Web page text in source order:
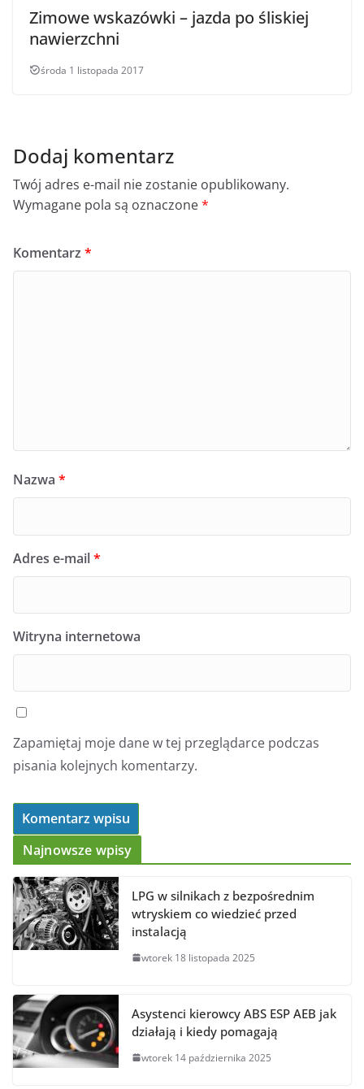
Zimowe wskazówki – jazda po śliskiej
nawierzchni
środa 1 listopada 2017
Dodaj komentarz
Twój adres e-mail nie zostanie opublikowany.
Wymagane pola są oznaczone*
Komentarz *
Nazwa *
Adres e-mail*
Witryna internetowa
Zapamiętaj moje dane w tej przeglądarce podczas
pisania kolejnych komentarzy.
Najnowsze wpisy
LPG w silnikach z bezpośrednim
wtryskiem co wiedzieć przed
instalacją
wtorek 18 listopada 2025
Asystenci kierowcy ABS ESP AEB jak
działają i kiedy pomagają
wtorek 14 października 2025